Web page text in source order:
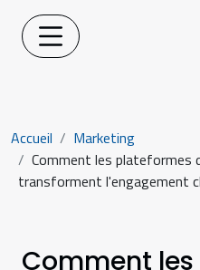
Accueil
Marketing
Comment les plateformes
transforment l'engagement
Comment